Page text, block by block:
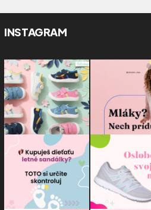
INSTAGRAM